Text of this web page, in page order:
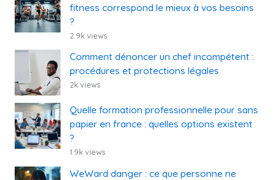
fitness correspond le mieux à vos besoins
?
2.9k views
Comment dénoncer un chef incompétent :
procédures et protections légales
2k views
Quelle formation professionnelle pour sans
papier en france : quelles options existent
?
1.9k views
WeWard danger : ce que personne ne